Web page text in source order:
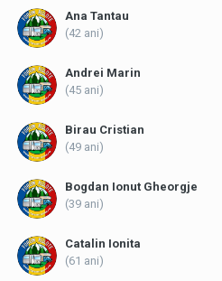
Ana Tantau
(42 ani)
Andrei Marin
(45 ani)
Birau Cristian
(49 ani)
Bogdan Ionut Gheorgje
(39 ani)
Catalin Ionita
(61 ani)